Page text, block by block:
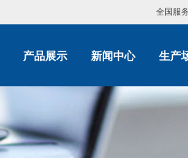
全国服
产品展示 新闻中心 生产